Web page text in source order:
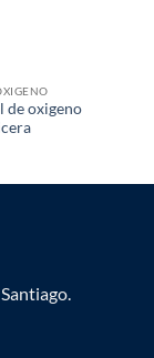
de oxigeno